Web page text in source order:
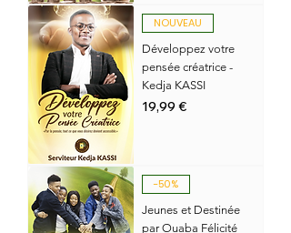
NOUVEAU
Développez votre
pensée créatrice -
Kedja KASSI
Prix
19,99 €
-50%
Jeunes et Destinée
par Ouaba Félicité